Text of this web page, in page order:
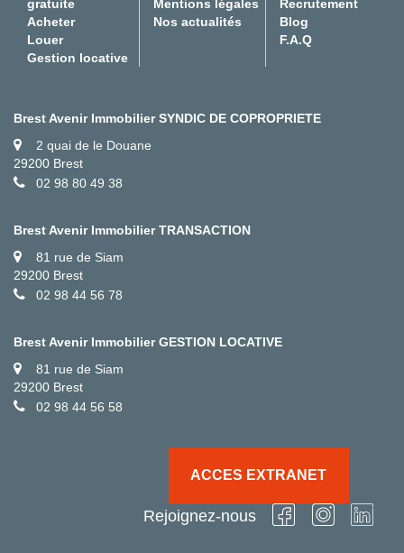
gratuite
Acheter
Louer
Gestion locative
Mentions légales
Nos actualités
Recrutement
Blog
F.A.Q
Brest Avenir Immobilier SYNDIC DE COPROPRIETE
2 quai de le Douane
29200 Brest
02 98 80 49 38
Brest Avenir Immobilier TRANSACTION
81 rue de Siam
29200 Brest
02 98 44 56 78
Brest Avenir Immobilier GESTION LOCATIVE
81 rue de Siam
29200 Brest
02 98 44 56 58
ACCES EXTRANET
Rejoignez-nous